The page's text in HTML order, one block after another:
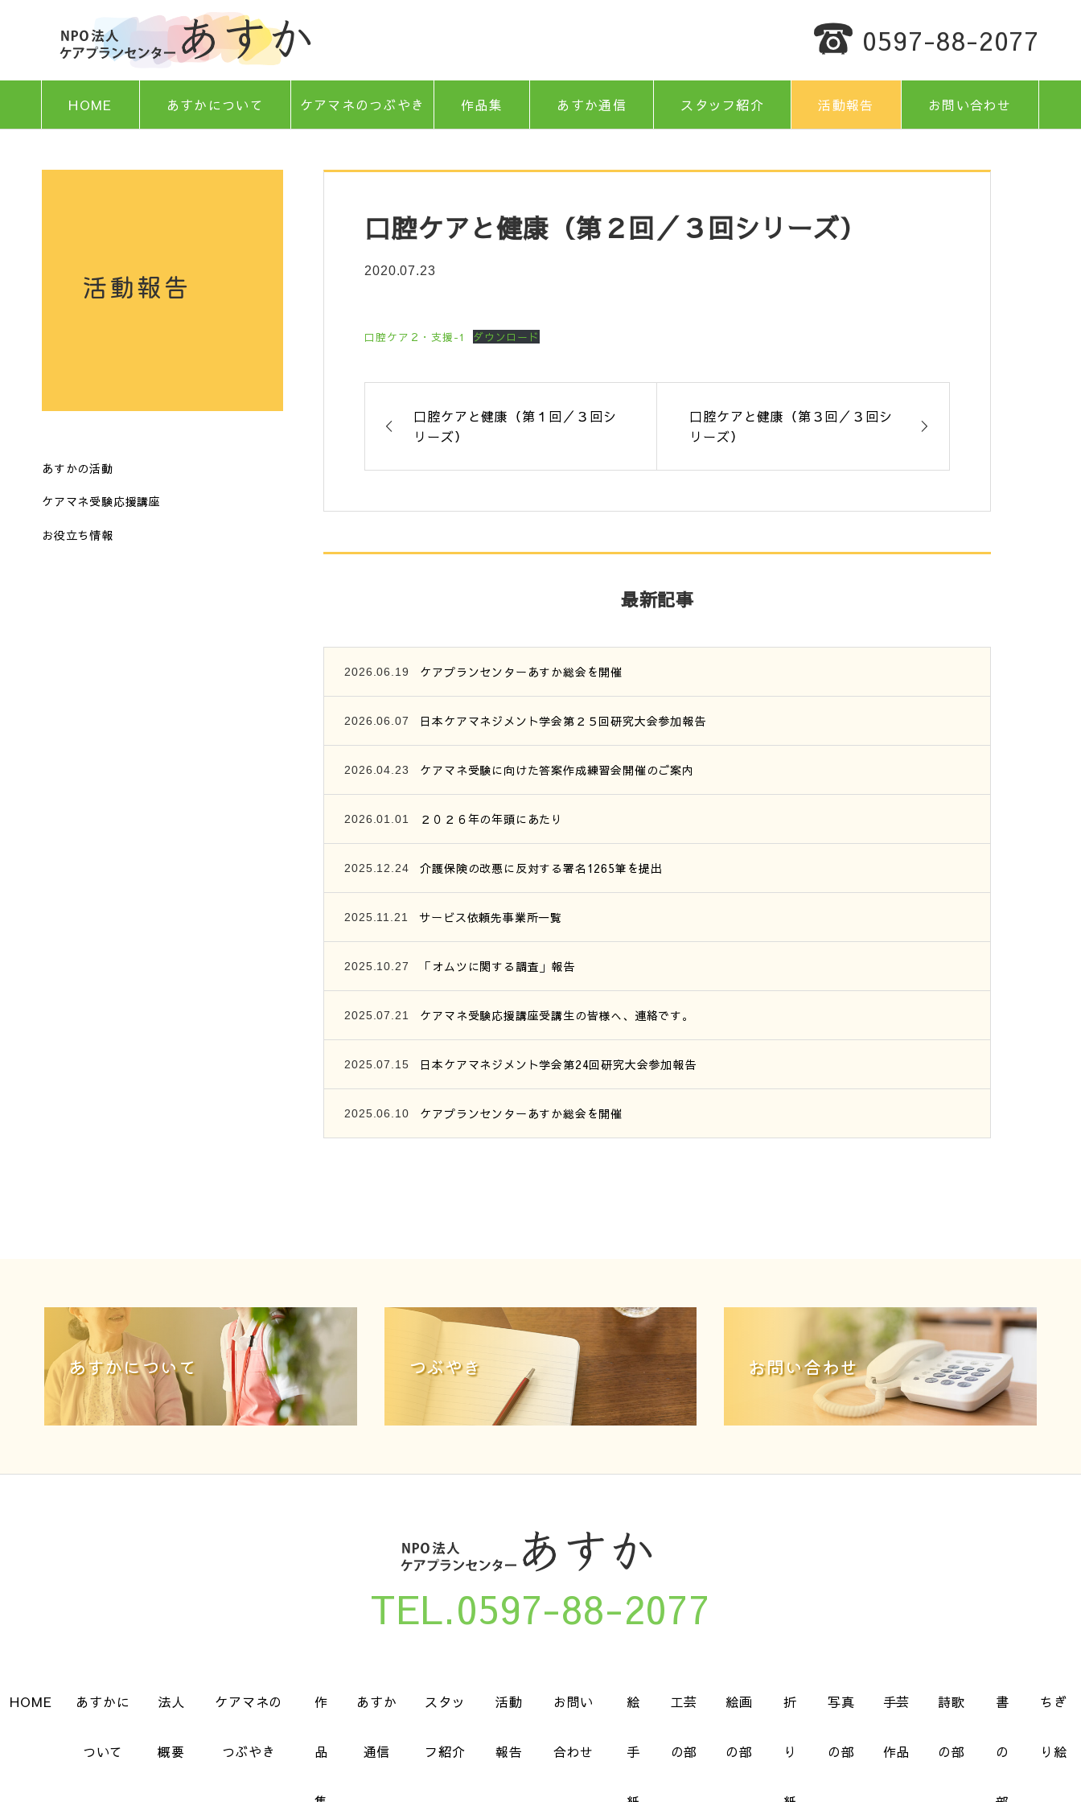
0597-88-2077
HOME あすかについて ケアマネのつぶやき 作品集 あすか通信 スタッフ紹介 活動報告 お問い合わせ
活動報告
口腔ケアと健康（第２回／３回シリーズ）
2020.07.23
口腔ケア２・支援-1 ダウンロード
口腔ケアと健康（第１回／３回シ
リーズ）
口腔ケアと健康（第３回／３回シ
リーズ）
最新記事
2026.06.19 ケアプランセンターあすか総会を開催
2026.06.07 日本ケアマネジメント学会第２５回研究大会参加報告
2026.04.23 ケアマネ受験に向けた答案作成練習会開催のご案内
2026.01.01 ２０２６年の年頭にあたり
2025.12.24 介護保険の改悪に反対する署名1265筆を提出
2025.11.21 サービス依頼先事業所一覧
2025.10.27 「オムツに関する調査」報告
2025.07.21 ケアマネ受験応援講座受講生の皆様へ、連絡です。
2025.07.15 日本ケアマネジメント学会第24回研究大会参加報告
2025.06.10 ケアプランセンターあすか総会を開催
あすかの活動
ケアマネ受験応援講座
お役立ち情報
あすかについて つぶやき お問い合わせ
TEL.0597-88-2077
HOME あすかに
ついて
法人
概要
ケアマネの
つぶやき
作
品
あすか
通信
スタッ
フ紹介
活動
報告
お問い
合わせ
絵
手
工芸
の部
絵画
の部
折
り
写真
の部
手芸
作品
詩歌
の部
書
の
ちぎ
り絵